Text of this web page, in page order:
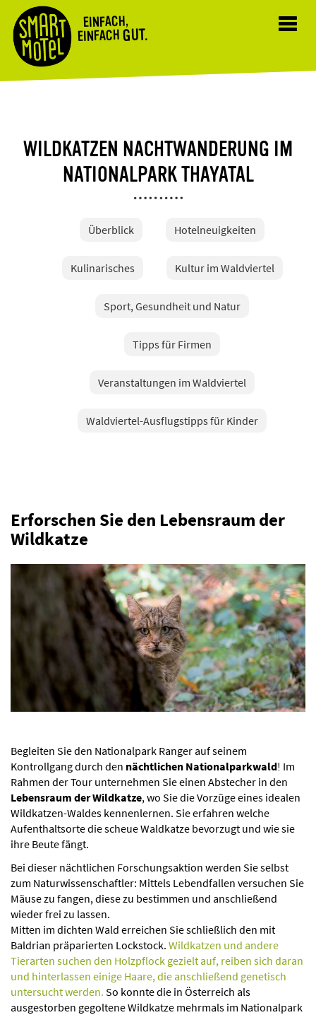
EINFACH,
EINFACH GUT.
WILDKATZEN NACHTWANDERUNG IM
NATIONALPARK THAYATAL
Überblick Hotelneuigkeiten
Kulinarisches Kultur im Waldviertel
Sport, Gesundheit und Natur
Tipps für Firmen
Veranstaltungen im Waldviertel
Waldviertel-Ausflugstipps für Kinder
Erforschen Sie den Lebensraum der
Wildkatze
Begleiten Sie den Nationalpark Ranger auf seinem
Kontrollgang durch den nächtlichen Nationalparkwald! Im
Rahmen der Tour unternehmen Sie einen Abstecher in den
Lebensraum der Wildkatze, wo Sie die Vorzüge eines idealen
Wildkatzen-Waldes kennenlernen. Sie erfahren welche
Aufenthaltsorte die scheue Waldkatze bevorzugt und wie sie
ihre Beute fängt.
Bei dieser nächtlichen Forschungsaktion werden Sie selbst
zum Naturwissenschaftler: Mittels Lebendfallen versuchen Sie
Mäuse zu fangen, diese zu bestimmen und anschließend
wieder frei zu lassen.
Mitten im dichten Wald erreichen Sie schließlich den mit
Baldrian präparierten Lockstock. Wildkatzen und andere
Tierarten suchen den Holzpflock gezielt auf, reiben sich daran
und hinterlassen einige Haare, die anschließend genetisch
untersucht werden. So konnte die in Österreich als
ausgestorben gegoltene Wildkatze mehrmals im Nationalpark